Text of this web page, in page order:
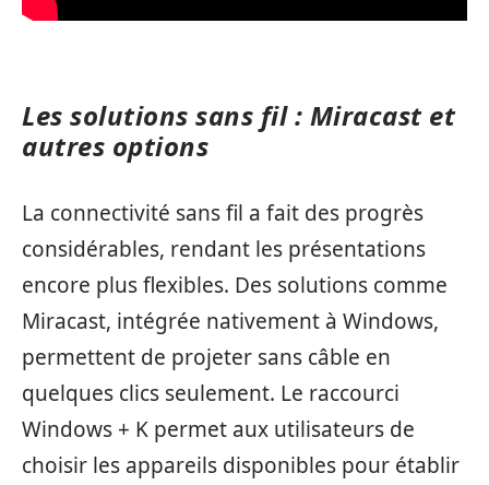
Les solutions sans fil : Miracast et
autres options
La connectivité sans fil a fait des progrès
considérables, rendant les présentations
encore plus flexibles. Des solutions comme
Miracast, intégrée nativement à Windows,
permettent de projeter sans câble en
quelques clics seulement. Le raccourci
Windows + K permet aux utilisateurs de
choisir les appareils disponibles pour établir